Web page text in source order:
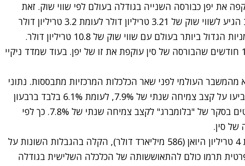
את יפן כבורסה השנייה בגודלה בעולם לפי שווי שוק. זאת
לאחר שמדד שנחאי המשולב הגיע לשווי שוק של 3.21 טריליון דולר לעומת 3.2 טריליון דולר
ביותר בעולם עם שווי שוק של 10.8 טריליון דולר.
זאת הפעם הראשונה מזה 18 חודשים שהבורסה של סין עוקפת את זו של יפן. בעוד שמדד ניקיי
מהמשבר העולמי לפני שאר הכלכלות המרכזיות מתבססות. נתוני
התמ"ג של הרבעון השני הצביעו על קצב צמיחה שנתי של 7.9%, לעומת 6.1% בלבד ברבעון
הראשון ומעל תחזיות אנליסטים בסקר של "בלומברג" לקצב צמיחה שנתי של 7.8%. כך לפי
של סין.
חבילת התמריצים של סין בת 4 טריליון היואן (586 מיליארד דולר), הקלה בהגבלות השונות על
תרמו כולם להתאוששותה של הכלכלה השלישית בגודלה